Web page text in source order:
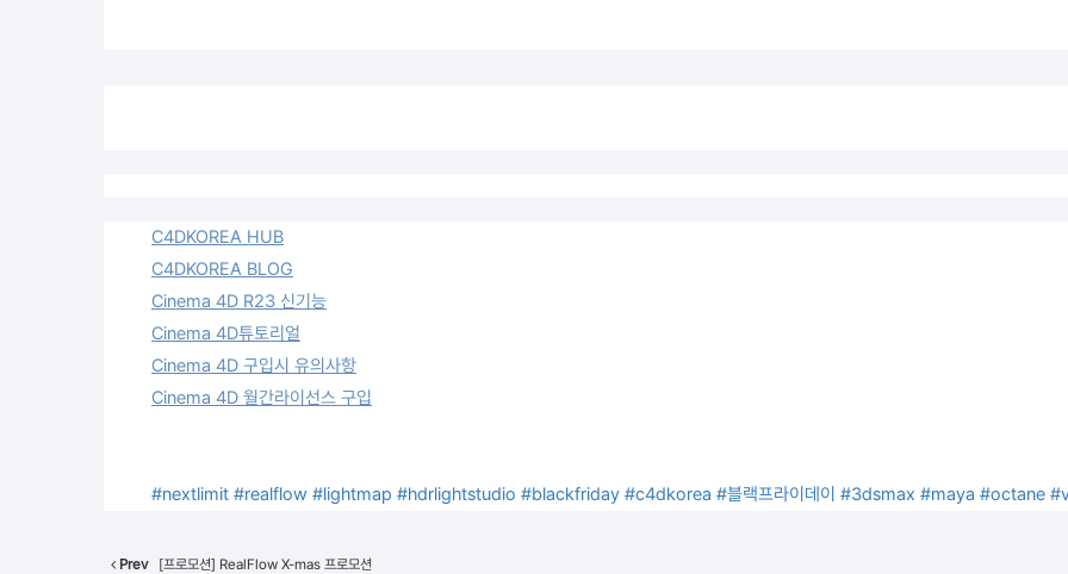
C4DKOREA HUB
C4DKOREA BLOG
Cinema 4D R23 신기능
Cinema 4D튜토리얼
Cinema 4D 구입시 유의사항
Cinema 4D 월간라이선스 구입
#nextlimit #realflow #lightmap #hdrlightstudio #blackfriday #c4dkorea #블랙프라이데이 #3dsmax #maya #octane
Prev [프로모션] RealFlow X-mas 프로모션